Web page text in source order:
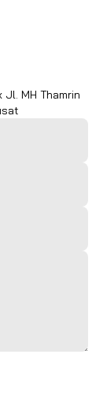
Jl. MH Thamrin